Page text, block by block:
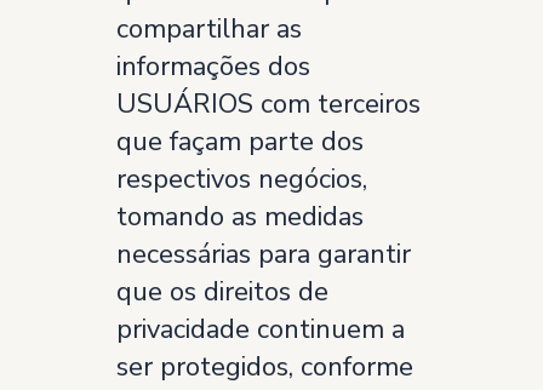
compartilhar as
informações dos
USUÁRIOS com terceiros
que façam parte dos
respectivos negócios,
tomando as medidas
necessárias para garantir
que os direitos de
privacidade continuem a
ser protegidos, conforme